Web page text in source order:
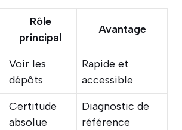
Rôle
principal
Avantage
Voir les
dépôts
Rapide et
accessible
Certitude
absolue
Diagnostic de
référence